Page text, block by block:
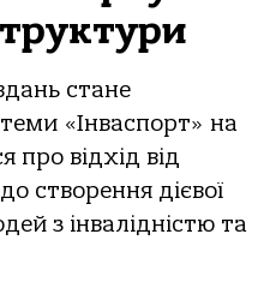
стане
«Інваспорт» на
про відхід від
створення дієвої
з інвалідністю та